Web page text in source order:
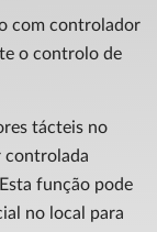
com controlador
o controlo de
tácteis no
controlada
função pode
no local para